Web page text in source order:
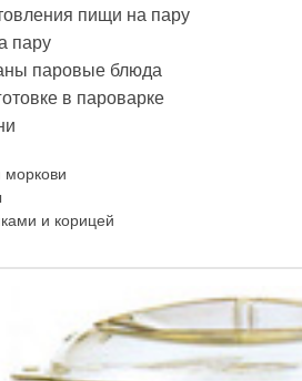
пищи на пару
пару
паровые блюда
в пароварке
моркови
и корицей